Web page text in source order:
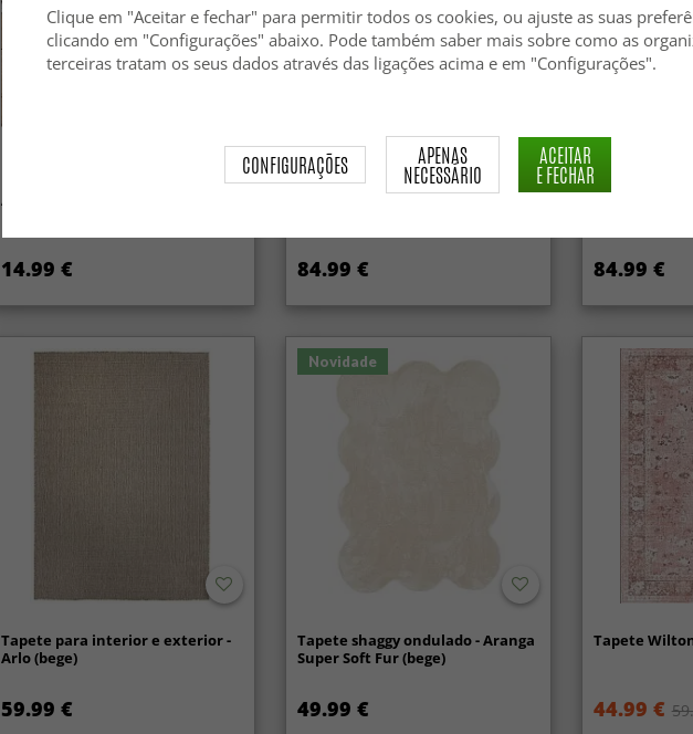
tempo. Com
acolhedor
Anti-slip/Halkskydd
14.99 € 84.99 € 84.99 €
Tapete para interior e exterior -
Arlo (bege)
59.99 €
Novidade
Tapete shaggy ondulado - Aranga
Super Soft Fur (bege)
49.99 €
Tapete
44.99 €
Clique em "Aceitar e fechar" para permitir todos os cookies, ou ajuste as suas
clicando em "Configurações" abaixo. Pode também saber mais sobre como as
terceiras tratam os seus dados através das ligações acima e em "Configurações".
CONFIGURAÇÕES APENAS
NECESSÁRIO
ACEITAR
E FECHAR